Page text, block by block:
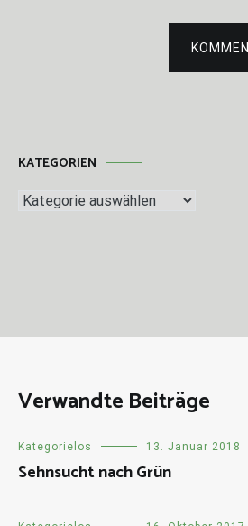
KATEGORIEN
Kategorien
Verwandte Beiträge
Kategorielos 13. Januar 2018
Sehnsucht nach Grün